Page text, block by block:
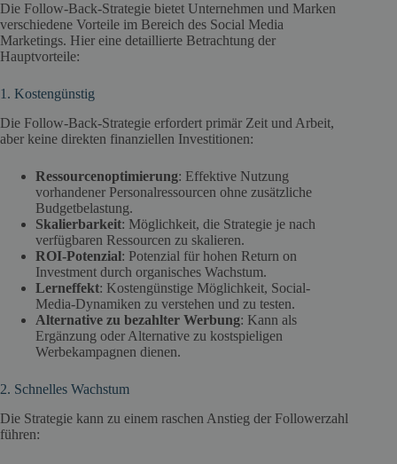
Die Follow-Back-Strategie bietet Unternehmen und Marken
verschiedene Vorteile im Bereich des Social Media
Marketings. Hier eine detaillierte Betrachtung der
Hauptvorteile:
1. Kostengünstig
Die Follow-Back-Strategie erfordert primär Zeit und Arbeit,
aber keine direkten finanziellen Investitionen:
Ressourcenoptimierung: Effektive Nutzung
vorhandener Personalressourcen ohne zusätzliche
Budgetbelastung.
Skalierbarkeit: Möglichkeit, die Strategie je nach
verfügbaren Ressourcen zu skalieren.
ROI-Potenzial: Potenzial für hohen Return on
Investment durch organisches Wachstum.
Lerneffekt: Kostengünstige Möglichkeit, Social-
Media-Dynamiken zu verstehen und zu testen.
Alternative zu bezahlter Werbung: Kann als
Ergänzung oder Alternative zu kostspieligen
Werbekampagnen dienen.
2. Schnelles Wachstum
Die Strategie kann zu einem raschen Anstieg der Followerzahl
führen: